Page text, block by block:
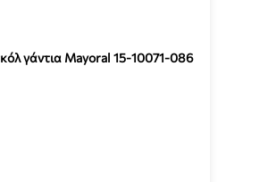
γάντια Mayoral 15-10071-086